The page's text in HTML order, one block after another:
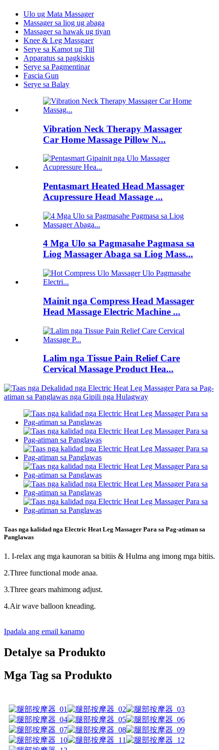
Ulo ug Mata Massager
Massager sa liog ug abaga
Massager sa hawak ug tiyan
Knee & Leg Massgaer
Serye sa Kamot ug Tiil
Apparatus sa pagkiskis
Serye sa Pagmentinar
Fascia Gun
Serye sa Balay
Vibration Neck Therapy Massager
Car Home Massage Pillow N...
Pentasmart Heated Head Massager
Acupressure Head Massage ...
4 Mga Ulo sa Pagmasahe Pagmasa sa
Liog Massager Abaga sa Liog Mass...
Mainit nga Compress Head Massager
Head Massage Electric Machine ...
Lalim nga Tissue Pain Relief Care
Cervical Massage Product Hea...
Taas nga kalidad nga Electric Heat Leg Massager Para sa Pag-atiman sa
Panglawas
1. I-relax ang mga kaunoran sa bitiis & Hulma ang imong mga bitiis.
2.Three functional mode anaa.
3.Three gears mahimong adjust.
4.Air wave balloon kneading.
Ipadala ang email kanamo
Detalye sa Produkto
Mga Tag sa Produkto